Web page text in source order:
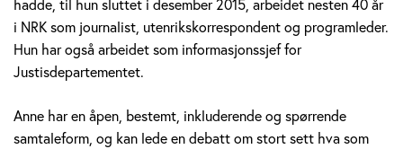
G
r
s
hadde, til hun sluttet i desember 2015, arbeidet nesten 40 år
i NRK som journalist, utenrikskorrespondent og programleder.
Hun har også arbeidet som informasjonssjef for
Justisdepartementet.
Anne har en åpen, bestemt, inkluderende og spørrende
samtaleform, og kan lede en debatt om stort sett hva som